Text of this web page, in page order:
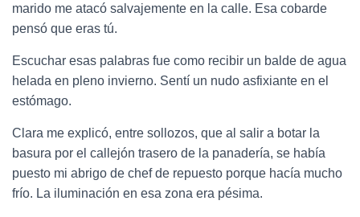
marido me atacó salvajemente en la calle. Esa cobarde
pensó que eras tú.
Escuchar esas palabras fue como recibir un balde de agua
helada en pleno invierno. Sentí un nudo asfixiante en el
estómago.
Clara me explicó, entre sollozos, que al salir a botar la
basura por el callejón trasero de la panadería, se había
puesto mi abrigo de chef de repuesto porque hacía mucho
frío. La iluminación en esa zona era pésima.